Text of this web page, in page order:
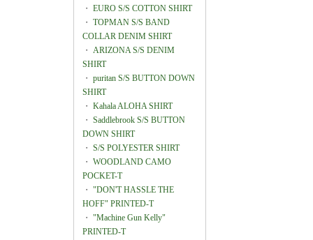
・ EURO S/S COTTON SHIRT
・ TOPMAN S/S BAND
COLLAR DENIM SHIRT
・ ARIZONA S/S DENIM
SHIRT
・ puritan S/S BUTTON DOWN
SHIRT
・ Kahala ALOHA SHIRT
・ Saddlebrook S/S BUTTON
DOWN SHIRT
・ S/S POLYESTER SHIRT
・ WOODLAND CAMO
POCKET-T
・ "DON'T HASSLE THE
HOFF" PRINTED-T
・ "Machine Gun Kelly"
PRINTED-T